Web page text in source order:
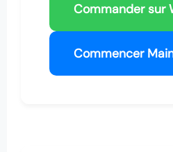
Commander sur
Commencer